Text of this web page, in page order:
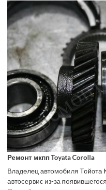
Ремонт мкпп Toyata Corolla
Владелец автомобиля Тойота
автосервис из-за